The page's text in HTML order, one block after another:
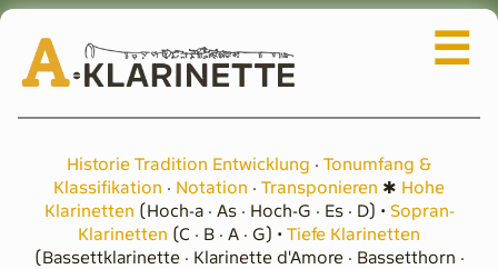
☰
überspringen
Adressen & Links
Rat & Tat
Wissen & Instrument
Historie Tradition Entwicklung · Tonumfang &
Klassifikation · Notation · Transponieren ✱ Hohe
Klarinetten (Hoch-a · As · Hoch-G · Es · D) • Sopran-
Klarinetten (C · B · A · G) • Tiefe Klarinetten
(Bassettklarinette · Klarinette d'Amore · Bassetthorn ·